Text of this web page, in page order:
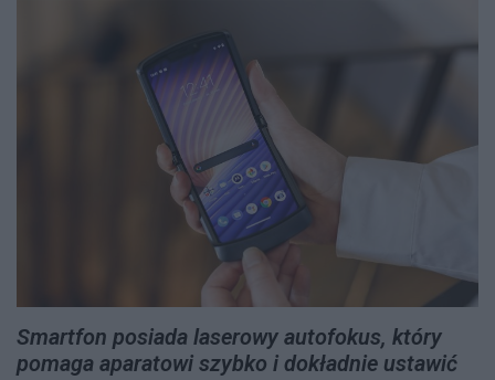
Smartfon posiada laserowy autofokus, który
pomaga aparatowi szybko i dokładnie ustawić